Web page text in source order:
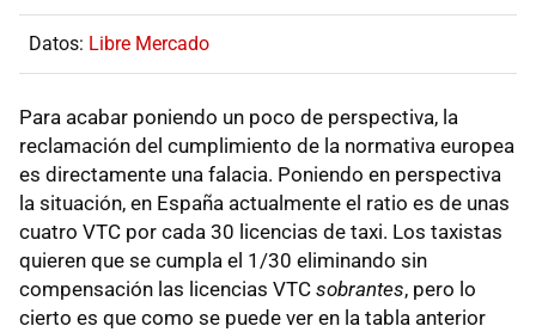
Datos: Libre Mercado
Para acabar poniendo un poco de perspectiva, la
reclamación del cumplimiento de la normativa europea
es directamente una falacia. Poniendo en perspectiva
la situación, en España actualmente el ratio es de unas
cuatro VTC por cada 30 licencias de taxi. Los taxistas
quieren que se cumpla el 1/30 eliminando sin
compensación las licencias VTC sobrantes, pero lo
cierto es que como se puede ver en la tabla anterior